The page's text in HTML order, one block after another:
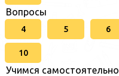
Вопросы
4 5 6
10
Учимся самостоятельно